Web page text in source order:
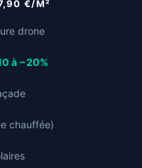
€/M²
drone
à −20%
chauffée)